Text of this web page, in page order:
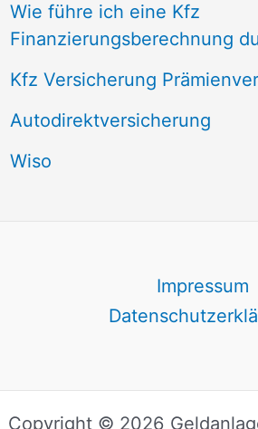
Wie führe ich eine Kfz
Finanzierungsberechnung
Kfz Versicherung
Autodirektversicherung
Wiso
Impressum
Copyright © 2026